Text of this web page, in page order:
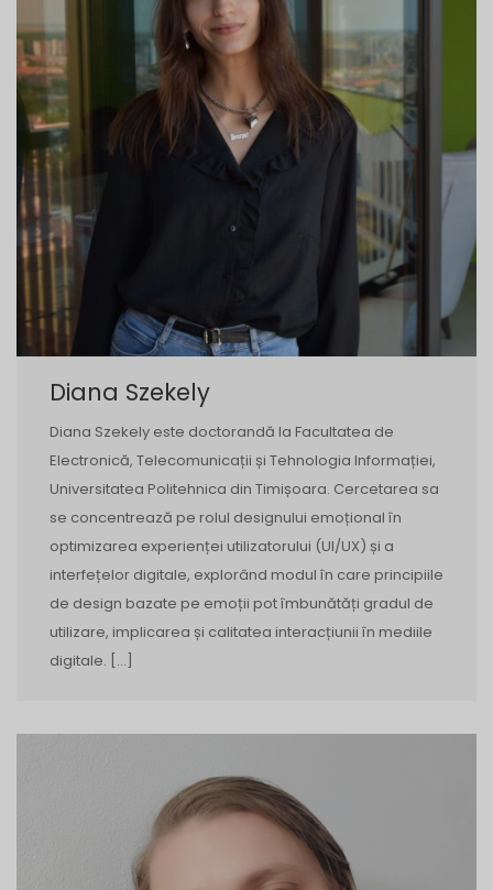
Diana Szekely
Diana Szekely este doctorandă la Facultatea de
Electronică, Telecomunicații și Tehnologia Informației,
Universitatea Politehnica din Timișoara. Cercetarea sa
se concentrează pe rolul designului emoțional în
optimizarea experienței utilizatorului (UI/UX) și a
interfețelor digitale, explorând modul în care principiile
de design bazate pe emoții pot îmbunătăți gradul de
utilizare, implicarea și calitatea interacțiunii în mediile
digitale. […]